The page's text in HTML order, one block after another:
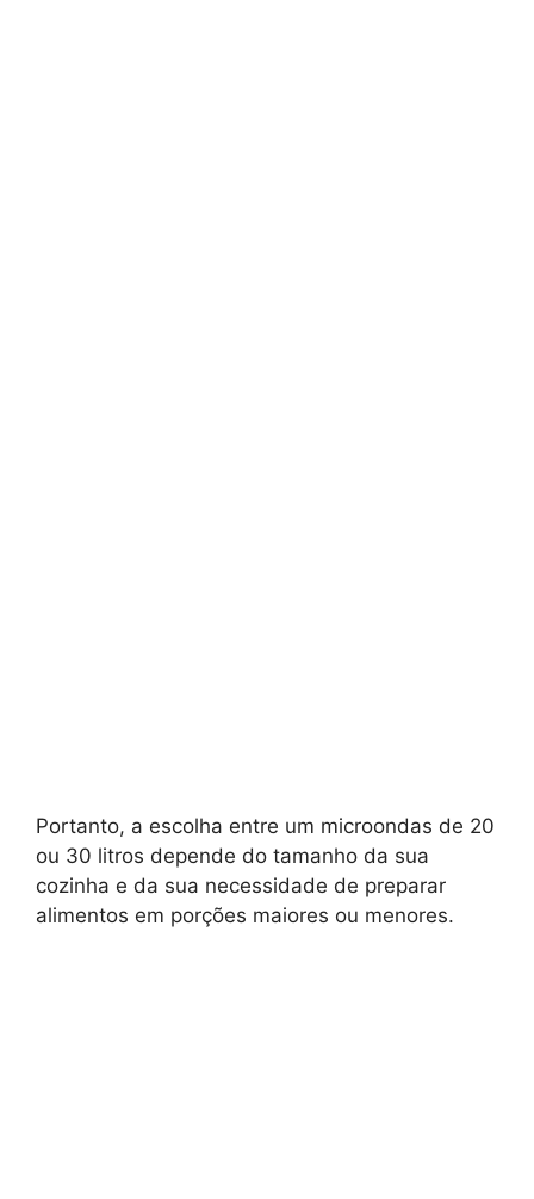
Portanto, a escolha entre um microondas de 20
ou 30 litros depende do tamanho da sua
cozinha e da sua necessidade de preparar
alimentos em porções maiores ou menores.